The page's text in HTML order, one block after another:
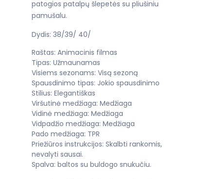
patogios patalpų šlepetės su pliušiniu
pamušalu.
Dydis: 38/39/ 40/
Raštas: Animacinis filmas
Tipas: Užmaunamas
Visiems sezonams: Visą sezoną
Spausdinimo tipas: Jokio spausdinimo
Stilius: Elegantiškas
Viršutinė medžiaga: Medžiaga
Vidinė medžiaga: Medžiaga
Vidpadžio medžiaga: Medžiaga
Pado medžiaga: TPR
Priežiūros instrukcijos: Skalbti rankomis,
nevalyti sausai.
Spalva: baltos su buldogo snukučiu.